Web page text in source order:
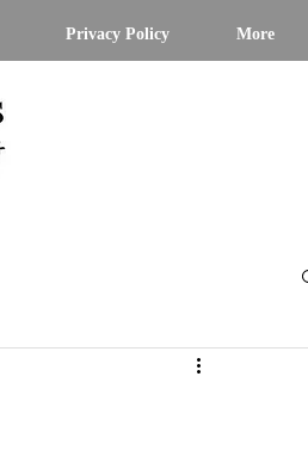
Privacy Policy More